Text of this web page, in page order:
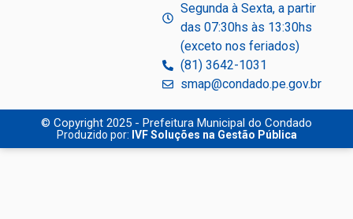
Segunda à Sexta, a partir
das 07:30hs às 13:30hs
(exceto nos feriados)
(81) 3642-1031
smap@condado.pe.gov.br
© Copyright 2025 - Prefeitura Municipal do Condado
Produzido por: IVF Soluções na Gestão Pública